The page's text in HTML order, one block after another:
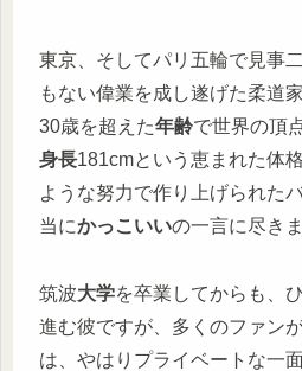
東京、そしてパリ五輪で見事
もない偉業を成し遂げた柔道家
30歳を超えた年齢で世界の頂
身長181cmという恵まれた体
ような努力で作り上げられた
当にかっこいいの一言に尽き
筑波大学を卒業してからも、
進む彼ですが、多くのファン
は、やはりプライベートな一